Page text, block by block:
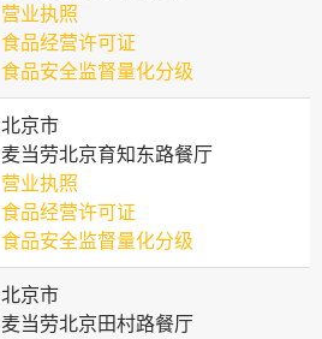
营业执照
食品经营许可证
食品安全监督量化分级
北京市
麦当劳北京育知东路餐厅
营业执照
食品经营许可证
食品安全监督量化分级
北京市
麦当劳北京田村路餐厅